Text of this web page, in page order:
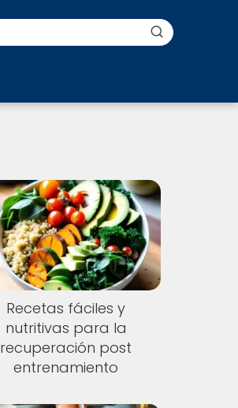
Recetas fáciles y
nutritivas para la
recuperación post
entrenamiento